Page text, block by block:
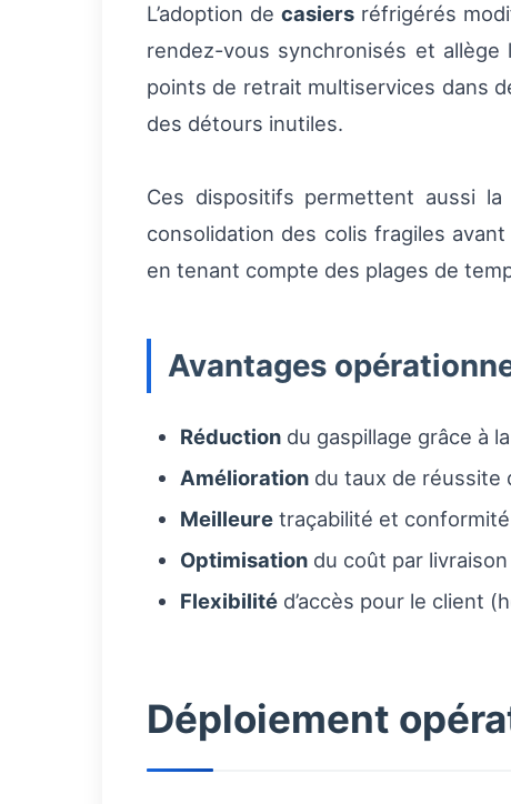
L’adoption decasiers réfrigérés
rendez-vous synchronisés et
points de retrait multiservices dans
des détours inutiles.
Ces dispositifs permettent aussi
consolidation des colis fragiles
en tenant compte des plages de
Avantages
Réduction du gaspillage grâce à
Amélioration du taux de réussite
Meilleure traçabilité et
Optimisation du coût par
Flexibilité d’accès pour le client
Déploiement